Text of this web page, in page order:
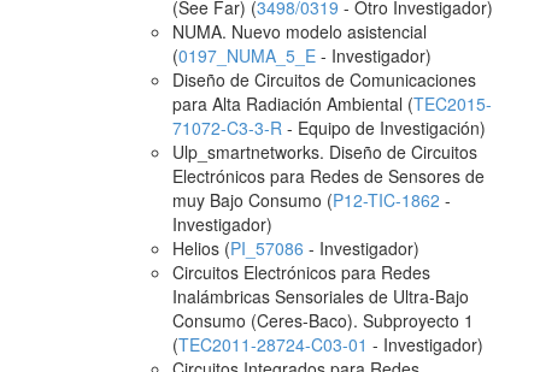
(See Far) (3498/0319 - Otro Investigador)
NUMA. Nuevo modelo asistencial
(0197_NUMA_5_E- Investigador)
Diseño de Circuitos de Comunicaciones
para Alta Radiación Ambiental (TEC2015-
71072-C3-3-R- Equipo de Investigación)
Ulp_smartnetworks. Diseño de Circuitos
Electrónicos para Redes de Sensores de
muy Bajo Consumo (P12-TIC-1862 -
Investigador)
Helios (PI_57086 - Investigador)
Circuitos Electrónicos para Redes
Inalámbricas Sensoriales de Ultra-Bajo
Consumo (Ceres-Baco). Subproyecto 1
(TEC2011-28724-C03-01 - Investigador)